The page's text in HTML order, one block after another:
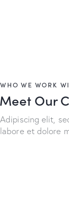
WHO WE WORK
Meet Our
Adipiscing elit,
labore et dolore